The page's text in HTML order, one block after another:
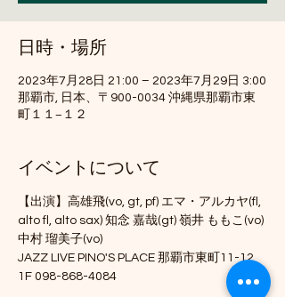
日時・場所
2023年7月28日 21:00 – 2023年7月29日 3:00
那覇市, 日本、〒900-0034 沖縄県那覇市東
町１１−１２
イベントについて
【出演】高雄飛(vo, gt, pf) エマ・アルカヤ(fl,
alto fl, alto sax) 知念 嘉哉(gt) 嶺井 ももこ(vo)
中村 瑠美子(vo)
JAZZ LIVE PINO'S PLACE 那覇市東町11-12
1F 098-868-4084